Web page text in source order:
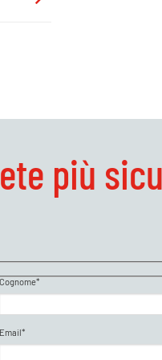
più
Cognome*
Email*